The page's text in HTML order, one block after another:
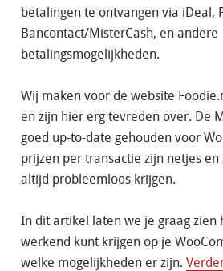
betalingen te ontvangen via iDeal,
Bancontact/MisterCash, en andere
betalingsmogelijkheden.
Wij maken voor de website
en zijn hier erg tevreden over. De
goed up-to-date gehouden voor
prijzen per transactie zijn netjes
altijd probleemloos krijgen.
In dit artikel laten we je graag zien
werkend kunt krijgen op je
welke mogelijkheden er zijn.